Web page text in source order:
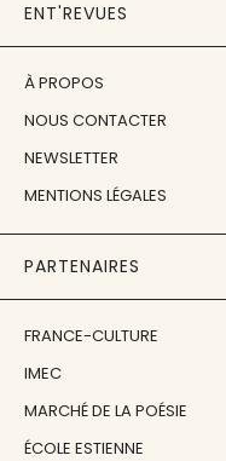
ENT'REVUES
À PROPOS
NOUS CONTACTER
NEWSLETTER
MENTIONS LÉGALES
PARTENAIRES
FRANCE-CULTURE
IMEC
MARCHÉ DE LA POÉSIE
ÉCOLE ESTIENNE